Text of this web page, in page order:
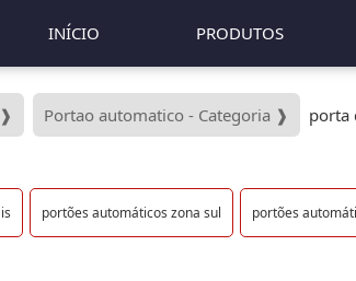
INÍCIO PRODUTOS
Portao automatico - Categoria ❱ porta
portões automáticos zona sul portões